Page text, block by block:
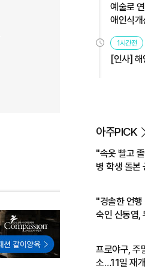
예술로
애인식개
1시간전
[인사]
아주PICK
"속옷 빨고
병 학생 돌본
"경솔한 언
숙인 신동엽,
프로야구, 주
소…11일 재